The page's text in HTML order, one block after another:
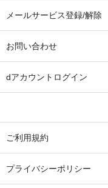
メールサービス登録/解除
お問い合わせ
dアカウントログイン
ご利用規約
プライバシーポリシー